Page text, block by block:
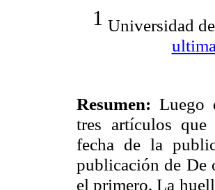
1 Universidad
Resumen: Luego
tres artículos que
fecha de la
publicación de De
el primero, La